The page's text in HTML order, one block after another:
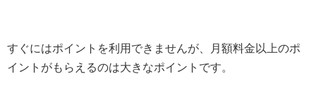
すぐにはポイントを利用できませんが、月額料金以上のポ
イントがもらえるのは大きなポイントです。